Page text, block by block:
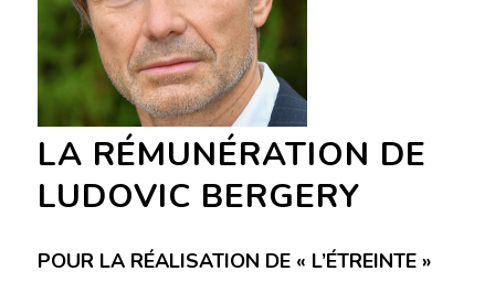
LA RÉMUNÉRATION DE
LUDOVIC BERGERY
POUR LA RÉALISATION DE « L’ÉTREINTE »